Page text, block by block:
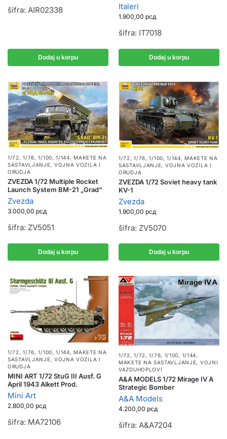
šifra: AIR02338
Dodaj u korpu
Italeri
1.900,00 рсд
šifra: IT7018
Dodaj u korpu
1/72, 1/76, 1/100, 1/144,MAKETE NA
SASTAVLJANJE, VOJNA VOZILA I
ORUDJA
ZVEZDA 1/72 Multiple Rocket
Launch System BM-21 „Grad“
Zvezda
3.000,00 рсд
šifra: ZV5051
Dodaj u korpu
1/72, 1/76, 1/100, 1/144,MAKETE NA
SASTAVLJANJE, VOJNA VOZILA I
ORUDJA
ZVEZDA 1/72 Soviet heavy tank
KV-1
Zvezda
1.900,00 рсд
šifra: ZV5070
Dodaj u korpu
1/72, 1/76, 1/100, 1/144, MAKETE NA
SASTAVLJANJE, VOJNA VOZILA I
ORUDJA
MINI ART 1/72 StuG III Ausf. G
April 1943 Alkett Prod.
Mini Art
2.800,00 рсд
šifra: MA72106
1/72,1/72, 1/76, 1/100, 1/144,
MAKETE NA SASTAVLJANJE, VOJNI
VAZDUHOPLOVI
A&A MODELS 1/72 Mirage IV A
Strategic Bomber
A&A Models
4.200,00 рсд
šifra: A&A7204